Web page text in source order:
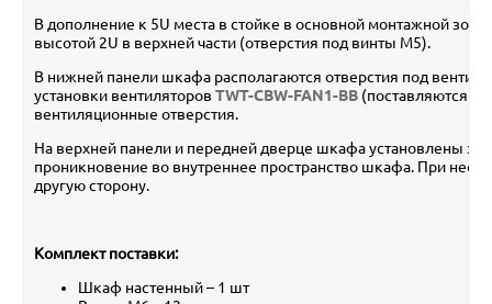
В дополнение к 5U места в стойке в основной монтажной
высотой 2U в верхней части (отверстия под винты М5).
В нижней панели шкафа располагаются отверстия под
установки вентиляторов TWT-CBW-FAN1-BB (поставляются
вентиляционные отверстия.
На верхней панели и передней дверце шкафа установлены
проникновение во внутреннее пространство шкафа. При
другую сторону.
Комплект поставки:
Шкаф настенный – 1 шт